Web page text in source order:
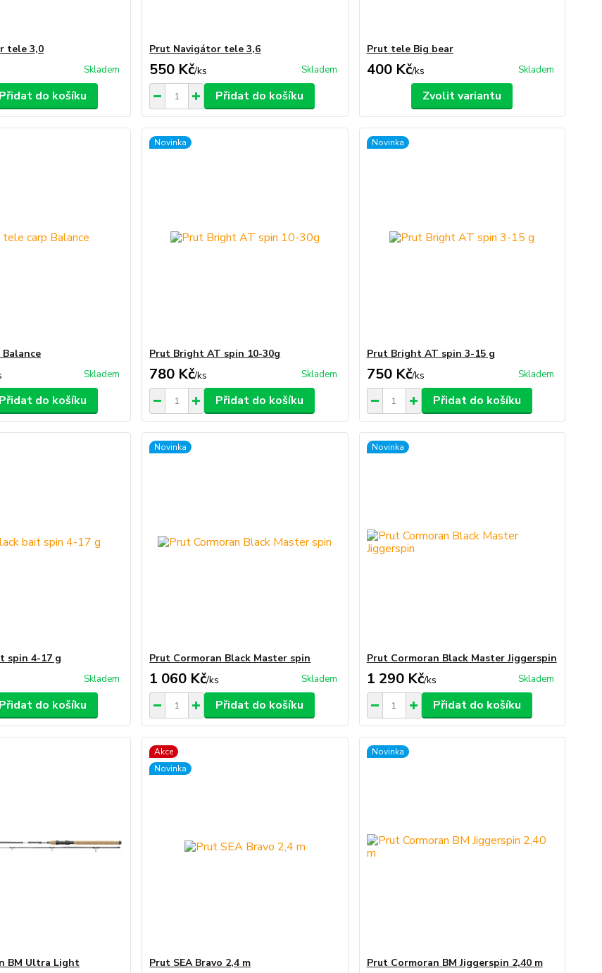
tele 3,0
Skladem
Přidat do košíku
Prut Navigátor tele 3,6
550 Kč/ks Skladem
Přidat do košíku
Prut tele Big bear
400 Kč/ks Skladem
Zvolit variantu
Skladem
Přidat do košíku
Novinka
Prut Bright AT spin 10-30g
780 Kč/ks Skladem
Přidat do košíku
Novinka
Prut Bright AT spin 3-15 g
750 Kč/ks Skladem
Přidat do košíku
spin 4-17 g
Skladem
Přidat do košíku
Novinka
Prut Cormoran Black Master spin
1 060 Kč/ks Skladem
Přidat do košíku
Novinka
Prut Cormoran Black Master Jiggerspin
1 290 Kč/ks Skladem
Přidat do košíku
BM Ultra Light
Akce
Novinka
Prut SEA Bravo 2,4 m
Novinka
Prut Cormoran BM Jiggerspin 2,40 m